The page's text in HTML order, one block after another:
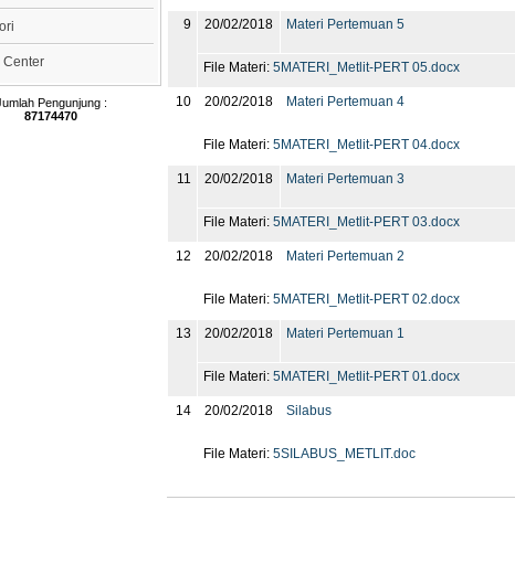
Center
Pengunjung :
87174470
9 20/02/2018 Materi Pertemuan 5
File Materi: 5MATERI_Metlit-PERT 05.docx
10 20/02/2018 Materi Pertemuan 4
File Materi: 5MATERI_Metlit-PERT 04.docx
11 20/02/2018 Materi Pertemuan 3
File Materi: 5MATERI_Metlit-PERT 03.docx
12 20/02/2018 Materi Pertemuan 2
File Materi: 5MATERI_Metlit-PERT 02.docx
13 20/02/2018 Materi Pertemuan 1
File Materi: 5MATERI_Metlit-PERT 01.docx
14 20/02/2018 Silabus
File Materi: 5SILABUS_METLIT.doc